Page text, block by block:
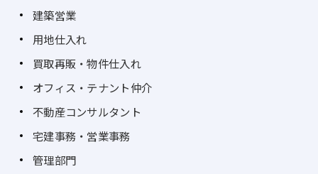
建築営業
用地仕入れ
買取再販・物件仕入れ
オフィス・テナント仲介
不動産コンサルタント
宅建事務・営業事務
管理部門